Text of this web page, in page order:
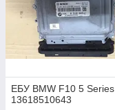
ЕБУ BMW F10 5 Series
13618510643